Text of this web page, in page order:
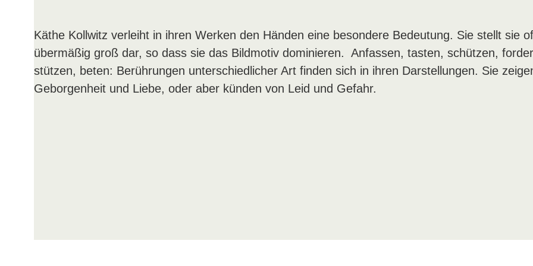
Käthe Kollwitz verleiht in ihren Werken den Händen eine besondere Bedeutung. Sie stellt sie
übermäßig groß dar, so dass sie das Bildmotiv dominieren. Anfassen, tasten, schützen,
stützen, beten: Berührungen unterschiedlicher Art finden sich in ihren Darstellungen. Sie
Geborgenheit und Liebe, oder aber künden von Leid und Gefahr.